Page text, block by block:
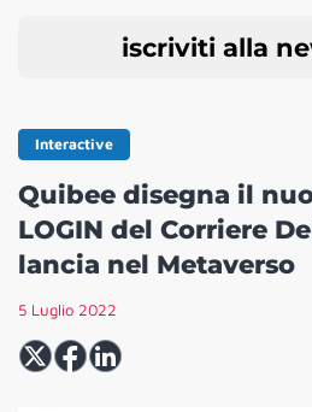
iscriviti alla
Interactive
Quibee disegna il
LOGIN del Corriere
lancia nel Metaverso
5 Luglio 2022